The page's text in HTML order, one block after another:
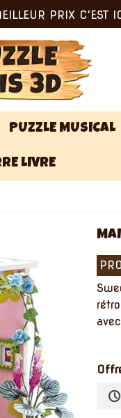
PRIX C'EST
PUZZLE MUSICAL
LIVRE